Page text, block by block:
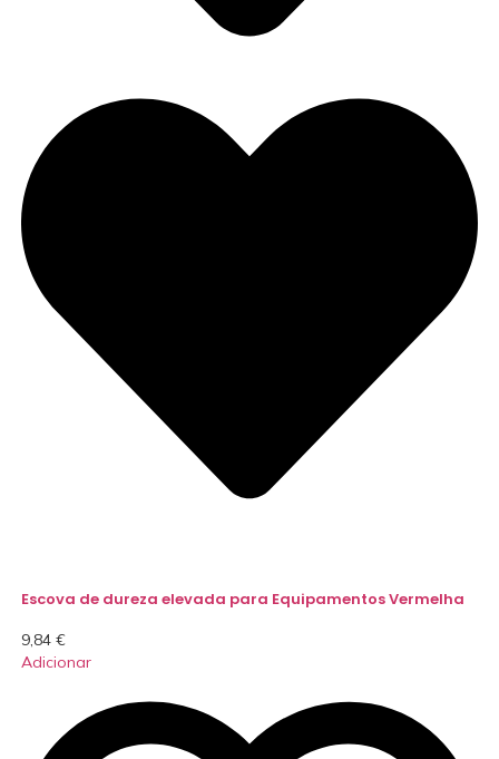
Escova de dureza elevada para Equipamentos Vermelha
9,84 €
Adicionar